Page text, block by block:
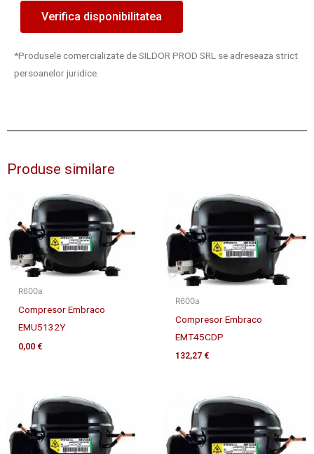
Verifica disponibilitatea
*Produsele comercializate de SILDOR PROD SRL se adreseaza strict
persoanelor juridice.
Produse similare
R600a
Compresor Embraco
EMU5132Y
0,00 €
R600a
Compresor Embraco
EMT45CDP
132,27 €